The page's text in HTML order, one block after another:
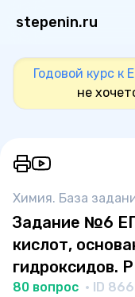
stepenin.ru
Годовой курс к
не
Химия. База
Задание №6
кислот,
гидроксидов.
80 вопрос · ID